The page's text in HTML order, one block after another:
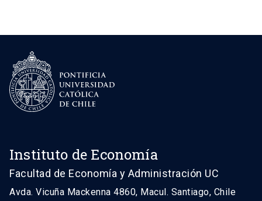
Instituto de Economía
Facultad de Economía y Administración UC
Avda. Vicuña Mackenna 4860, Macul. Santiago, Chile